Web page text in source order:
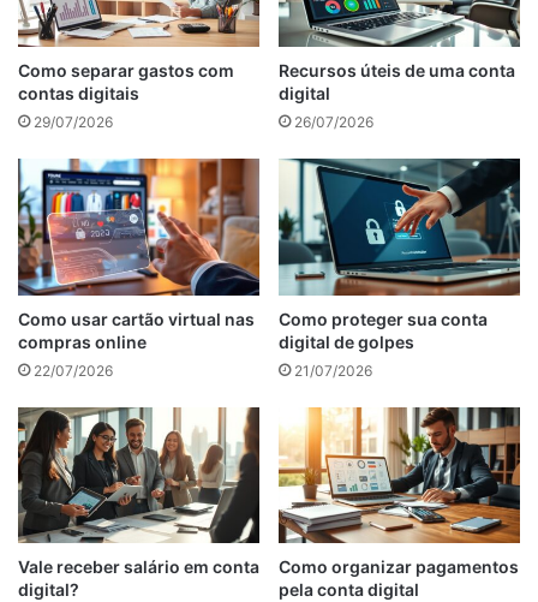
Como separar gastos com
contas digitais
29/07/2026
Recursos úteis de uma conta
digital
26/07/2026
Como usar cartão virtual nas
compras online
22/07/2026
Como proteger sua conta
digital de golpes
21/07/2026
Vale receber salário em conta
digital?
Como organizar pagamentos
pela conta digital